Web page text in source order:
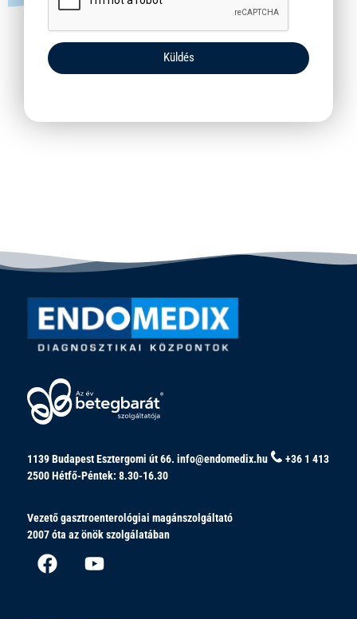
Küldés
1139 Budapest Esztergomi út 66. info@endomedix.hu
+36 1 413
2500Hétfő-Péntek: 8.30-16.30
Vezető gasztroenterológiai magánszolgáltató
2007 óta az önök szolgálatában